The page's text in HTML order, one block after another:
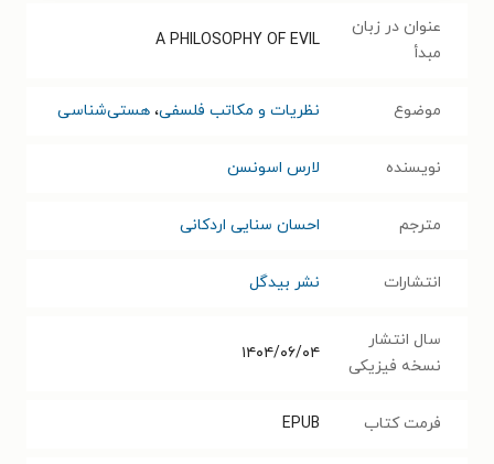
عنوان در زبان
مبدأ
A PHILOSOPHY OF EVIL
موضوع نظریات و مکاتب فلسفی، هستی‌شناسی
نویسنده لارس اسونسن
مترجم احسان سنایی اردکانی
انتشارات نشر بیدگل
سال انتشار
نسخه فیزیکی
۱۴۰۴/۰۶/۰۴
فرمت کتاب EPUB